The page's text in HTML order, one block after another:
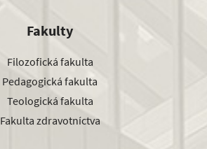
Fakulty
Filozofická fakulta
Pedagogická fakulta
Teologická fakulta
Fakulta zdravotníctva